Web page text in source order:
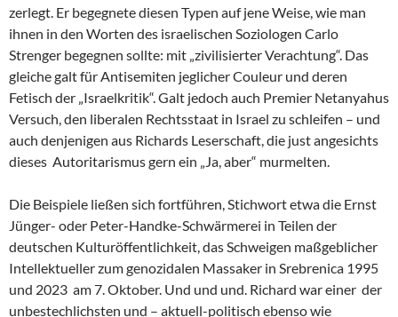
zerlegt. Er begegnete diesen Typen auf jene Weise, wie man
ihnen in den Worten des israelischen Soziologen Carlo
Strenger begegnen sollte: mit „zivilisierter Verachtung“. Das
gleiche galt für Antisemiten jeglicher Couleur und deren
Fetisch der „Israelkritik“. Galt jedoch auch Premier Netanyahus
Versuch, den liberalen Rechtsstaat in Israel zu schleifen – und
auch denjenigen aus Richards Leserschaft, die just angesichts
dieses Autoritarismus gern ein „Ja, aber“ murmelten.
Die Beispiele ließen sich fortführen, Stichwort etwa die Ernst
Jünger- oder Peter-Handke-Schwärmerei in Teilen der
deutschen Kulturöffentlichkeit, das Schweigen maßgeblicher
Intellektueller zum genozidalen Massaker in Srebrenica 1995
und 2023 am 7. Oktober. Und und und. Richard war einer der
unbestechlichsten und – aktuell-politisch ebenso wie